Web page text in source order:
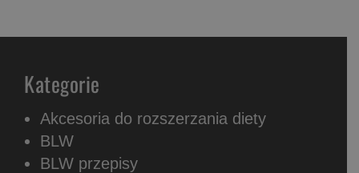
Kategorie
Akcesoria do rozszerzania diety
BLW
BLW przepisy